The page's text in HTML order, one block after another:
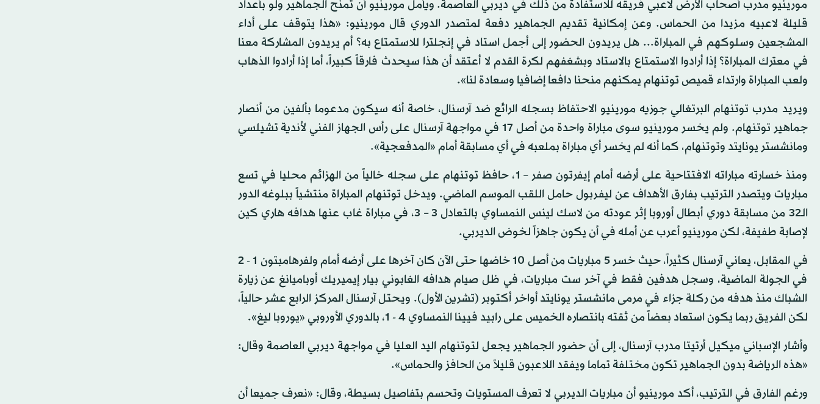
مورينيو مدرب أصحاب الأرض لاعبي فريقه للاستفادة من ذلك في ديربي العاصمة. ويأمل مورينيو أن تمنح الجماهير ولو بأعداد
قليلة لاعبيه مزيدا من الحماس. وعن إمكانية تقديم الجماهير دفعة لمتصدر الدوري قال مورينيو: «هذا يتوقف على أداء
المشجعين وسلوكهم في المباراة... هل يريدون الحضور إلى أجمل استاد في إنجلترا للاستمتاع به؟ أم يريدون المشاركة معنا
في معترك المباراة؟ إذا أرادوا الاستمتاع بالاستاد وبشغفهم لكرة القدم لا أعتقد أن هذا سيحدث فارقاً كبيراً، أما إذا أرادوا الذهاب
ولعب المباراة وارتداء قميص توتنهام يمكنهم منحنا دافعا إضافيا وسعادة لنا».
ويريد مدرب توتنهام البرتغالي جوزيه مورينيو الاحتفاظ بسجله الرائع ضد آرسنال، خاصة أنه سيكون مدعوما بألفين من أنصار
جماهير توتنهام. ولم يخسر مورينيو سوى مباراة واحدة من أصل 17 في مواجهة آرسنال على رأس الجهاز الفني لأندية تشيلسي
ومانشستر يونايتد وتوتنهام، كما أنه لم يخسر أي مباراة بملعبه في أي مسابقة أمام «المدفعجية».
ومنذ خسارته مباراته الافتتاحية على أرضه أمام إيفرتون صفر – 1، حافظ توتنهام على سجله خالياً من الهزائم محليا في تسع
مباريات ويتصدر الترتيب بفارق الأهداف عن ليفربول حامل اللقب الموسم الماضي. ويدخل توتنهام المباراة منتشياً ببلوغه الدور
الـ32 من مسابقة دوري أبطال أوروبا إثر عودته من لاسك لينس النمساوي بالتعادل 3 – 3، في مباراة غاب عنها هدافه هاري كين
لإصابة طفيفة، لكن مورينيو أعرب عن أمله في أن يكون جاهزاً لخوض الديربي.
في المقابل، يعاني آرسنال كثيراً، حيث خسر 5 مباريات من أصل 10 خاضها حتى الآن كان آخرها على أرضه أمام ولفرهامبتون 1 - 2
في الجولة الماضية، وسجل هدفين فقط في آخر ست مباريات، في ظل صيام هدافه الغابوني بيار إيميريك أوباميانغ عن زيارة
الشباك منذ هدفه من ركلة جزاء في مرمى مانشستر يونايتد أواخر أكتوبر (تشرين الأول). ويحتل آرسنال المركز الرابع عشر حالياً،
لكن الفريق ربما يكون استعاد بعضاً من ثقته بانتصاره الخميس على رابيد فيينا النمساوي 4 - 1، بالدوري الأوروبي «يوروبا ليغ».
وأشار الإسباني ميكيل أرتيتا مدرب آرسنال، إلى أن حضور الجماهير يجعل لتوتنهام اليد العليا في مواجهة ديربي العاصمة وقال:
«هذه الرياضة بدون الجماهير تكون مختلفة تماما ويفقد اللاعبون قليلاً من الحافز والحماس».
ورغم الفارق في الترتيب، أكد مورينيو أن مباريات الديربي لا تعرف المستويات وتحسم بتفاصيل بسيطة، وقال: «نعرف جميعا أن